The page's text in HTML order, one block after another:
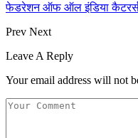
फेडरेशन ऑफ ऑल इंडिया कैटरर्स
Prev Next
Leave A Reply
Your email address will not